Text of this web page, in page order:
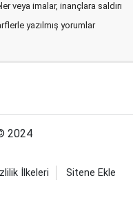
veya imalar, inançlara saldırı
yazılmış yorumlar
2024
İlkeleri Sitene Ekle